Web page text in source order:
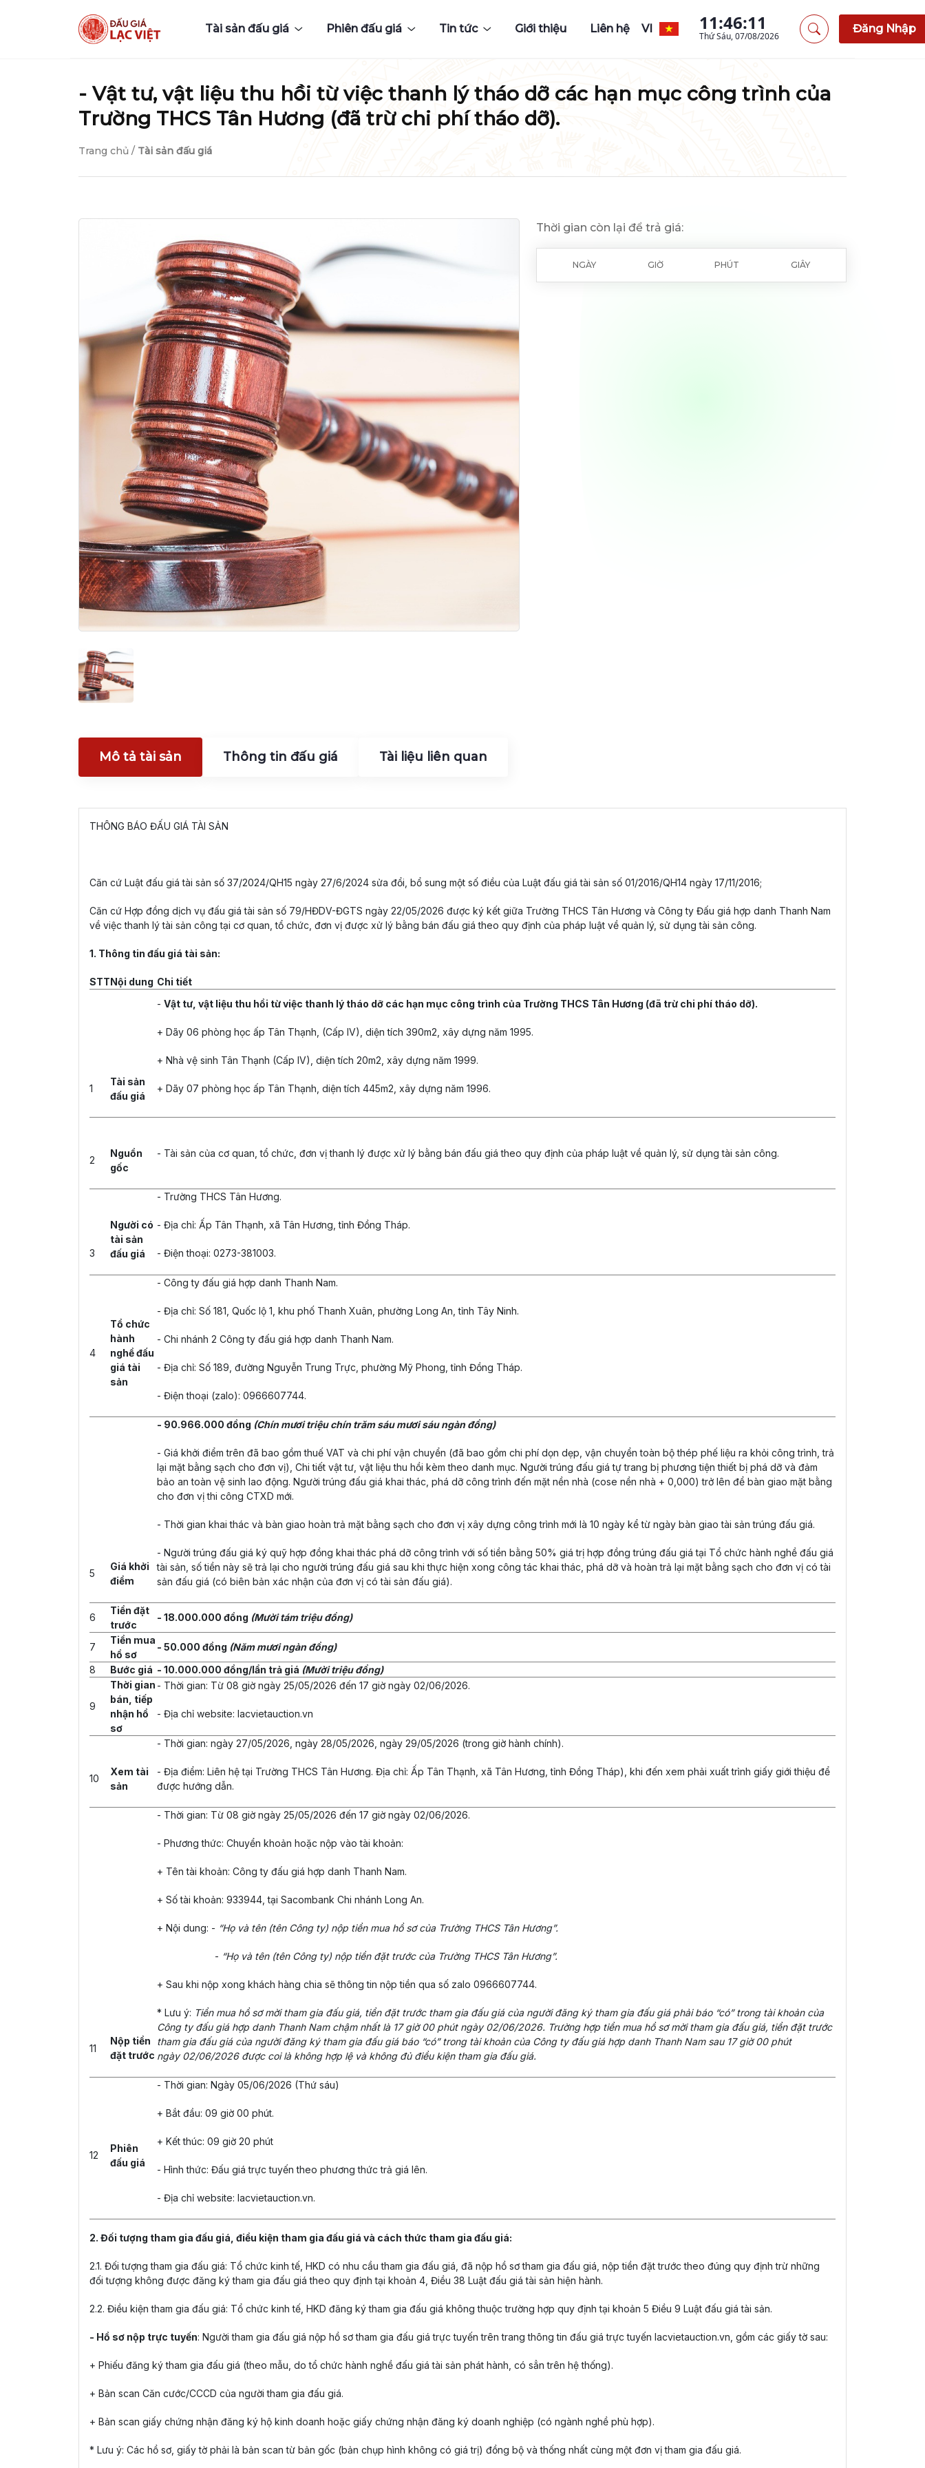
Tài sản đấu giá Phiên đấu giá Tin tức Giới thiệu Liên hệ VI 11:46:12
Thứ Sáu, 07/08/2026
Đăng Nhập
- Vật tư, vật liệu thu hồi từ việc thanh lý tháo dỡ các hạn mục công trình của
Trường THCS Tân Hương (đã trừ chi phí tháo dỡ).
Trang chủ / Tài sản đấu giá
Thời gian còn lại để trả giá:
NGÀY GIỜ PHÚT GIÂY
Mô tả tài sản Thông tin đấu giá Tài liệu liên quan
THÔNG BÁO ĐẤU GIÁ TÀI SẢN
Căn cứ Luật đấu giá tài sản số 37/2024/QH15 ngày 27/6/2024 sửa đổi, bổ sung một số điều của Luật đấu giá tài sản số 01/2016/QH14 ngày 17/11/2016;
Căn cứ Hợp đồng dịch vụ đấu giá tài sản số 79/HĐDV-ĐGTS ngày 22/05/2026 được ký kết giữa Trường THCS Tân Hương và Công ty Đấu giá hợp danh Thanh Nam
về việc thanh lý tài sản công tại cơ quan, tổ chức, đơn vị được xử lý bằng bán đấu giá theo quy định của pháp luật về quản lý, sử dụng tài sản công.
1. Thông tin đấu giá tài sản:
STTNội dung Chi tiết
1
Tài sản
đấu giá
- Vật tư, vật liệu thu hồi từ việc thanh lý tháo dỡ các hạn mục công trình của Trường THCS Tân Hương (đã trừ chi phí tháo dỡ).
+ Dãy 06 phòng học ấp Tân Thạnh, (Cấp IV), diện tích 390m2, xây dựng năm 1995.
+ Nhà vệ sinh Tân Thạnh (Cấp IV), diện tích 20m2, xây dựng năm 1999.
+ Dãy 07 phòng học ấp Tân Thạnh, diện tích 445m2, xây dựng năm 1996.
2
Nguồn
gốc
- Tài sản của cơ quan, tổ chức, đơn vị thanh lý được xử lý bằng bán đấu giá theo quy định của pháp luật về quản lý, sử dụng tài sản công.
3
Người có
tài sản
đấu giá
- Trường THCS Tân Hương.
- Địa chỉ: Ấp Tân Thạnh, xã Tân Hương, tỉnh Đồng Tháp.
- Điện thoại: 0273-381003.
4
Tổ chức
hành
nghề đấu
giá tài
sản
- Công ty đấu giá hợp danh Thanh Nam.
- Địa chỉ: Số 181, Quốc lộ 1, khu phố Thanh Xuân, phường Long An, tỉnh Tây Ninh.
- Chi nhánh 2 Công ty đấu giá hợp danh Thanh Nam.
- Địa chỉ: Số 189, đường Nguyễn Trung Trực, phường Mỹ Phong, tỉnh Đồng Tháp.
- Điện thoại (zalo): 0966607744.
5
Giá khởi
điểm
- 90.966.000 đồng (Chín mươi triệu chín trăm sáu mươi sáu ngàn đồng)
- Giá khởi điểm trên đã bao gồm thuế VAT và chi phí vận chuyển (đã bao gồm chi phí dọn dẹp, vận chuyển toàn bộ thép phế liệu ra khỏi công trình, trả
lại mặt bằng sạch cho đơn vị), Chi tiết vật tư, vật liệu thu hồi kèm theo danh mục. Người trúng đấu giá tự trang bị phương tiện thiết bị phá dỡ và đảm
bảo an toàn vệ sinh lao động. Người trúng đấu giá khai thác, phá dỡ công trình đến mặt nền nhà (cose nền nhà + 0,000) trở lên để bàn giao mặt bằng
cho đơn vị thi công CTXD mới.
- Thời gian khai thác và bàn giao hoàn trả mặt bằng sạch cho đơn vị xây dựng công trình mới là 10 ngày kể từ ngày bàn giao tài sản trúng đấu giá.
- Người trúng đấu giá ký quỹ hợp đồng khai thác phá dỡ công trình với số tiền bằng 50% giá trị hợp đồng trúng đấu giá tại Tổ chức hành nghề đấu giá
tài sản, số tiền này sẽ trả lại cho người trúng đấu giá sau khi thực hiện xong công tác khai thác, phá dỡ và hoàn trả lại mặt bằng sạch cho đơn vị có tài
sản đấu giá (có biên bản xác nhận của đơn vị có tài sản đấu giá).
6
Tiền đặt
trước
- 18.000.000 đồng (Mười tám triệu đồng)
7
Tiền mua
hồ sơ
- 50.000 đồng (Năm mươi ngàn đồng)
8
Bước giá - 10.000.000 đồng/lần trả giá (Mười triệu đồng)
9
Thời gian
bán, tiếp
nhận hồ
sơ
- Thời gian: Từ 08 giờ ngày 25/05/2026 đến 17 giờ ngày 02/06/2026.
- Địa chỉ website: lacvietauction.vn
10
Xem tài
sản
- Thời gian: ngày 27/05/2026, ngày 28/05/2026, ngày 29/05/2026 (trong giờ hành chính).
- Địa điểm: Liên hệ tại Trường THCS Tân Hương. Địa chỉ: Ấp Tân Thạnh, xã Tân Hương, tỉnh Đồng Tháp), khi đến xem phải xuất trình giấy giới thiệu để
được hướng dẫn.
11
Nộp tiền
đặt trước
- Thời gian: Từ 08 giờ ngày 25/05/2026 đến 17 giờ ngày 02/06/2026.
- Phương thức: Chuyển khoản hoặc nộp vào tài khoản:
+ Tên tài khoản: Công ty đấu giá hợp danh Thanh Nam.
+ Số tài khoản: 933944, tại Sacombank Chi nhánh Long An.
+ Nội dung: - “Họ và tên (tên Công ty) nộp tiền mua hồ sơ của Trường THCS Tân Hương”.
- “Họ và tên (tên Công ty) nộp tiền đặt trước của Trường THCS Tân Hương”.
+ Sau khi nộp xong khách hàng chia sẽ thông tin nộp tiền qua số zalo 0966607744.
* Lưu ý: Tiền mua hồ sơ mời tham gia đấu giá, tiền đặt trước tham gia đấu giá của người đăng ký tham gia đấu giá phải báo “có” trong tài khoản của
Công ty đấu giá hợp danh Thanh Nam chậm nhất là 17 giờ 00 phút ngày 02/06/2026. Trường hợp tiền mua hồ sơ mời tham gia đấu giá, tiền đặt trước
tham gia đấu giá của người đăng ký tham gia đấu giá báo “có” trong tài khoản của Công ty đấu giá hợp danh Thanh Nam sau 17 giờ 00 phút
ngày 02/06/2026 được coi là không hợp lệ và không đủ điều kiện tham gia đấu giá.
12
Phiên
đấu giá
- Thời gian: Ngày 05/06/2026 (Thứ sáu)
+ Bắt đầu: 09 giờ 00 phút.
+ Kết thúc: 09 giờ 20 phút
- Hình thức: Đấu giá trực tuyến theo phương thức trả giá lên.
- Địa chỉ website: lacvietauction.vn.
2. Đối tượng tham gia đấu giá, điều kiện tham gia đấu giá và cách thức tham gia đấu giá:
2.1. Đối tượng tham gia đấu giá: Tổ chức kinh tế, HKD có nhu cầu tham gia đấu giá, đã nộp hồ sơ tham gia đấu giá, nộp tiền đặt trước theo đúng quy định trừ những
đối tượng không được đăng ký tham gia đấu giá theo quy định tại khoản 4, Điều 38 Luật đấu giá tài sản hiện hành.
2.2. Điều kiện tham gia đấu giá: Tổ chức kinh tế, HKD đăng ký tham gia đấu giá không thuộc trường hợp quy định tại khoản 5 Điều 9 Luật đấu giá tài sản.
- Hồ sơ nộp trực tuyến: Người tham gia đấu giá nộp hồ sơ tham gia đấu giá trực tuyến trên trang thông tin đấu giá trực tuyến lacvietauction.vn, gồm các giấy tờ sau:
+ Phiếu đăng ký tham gia đấu giá (theo mẫu, do tổ chức hành nghề đấu giá tài sản phát hành, có sẳn trên hệ thống).
+ Bản scan Căn cước/CCCD của người tham gia đấu giá.
+ Bản scan giấy chứng nhận đăng ký hộ kinh doanh hoặc giấy chứng nhận đăng ký doanh nghiệp (có ngành nghề phù hợp).
* Lưu ý: Các hồ sơ, giấy tờ phải là bản scan từ bản gốc (bản chụp hình không có giá trị) đồng bộ và thống nhất cùng một đơn vị tham gia đấu giá.